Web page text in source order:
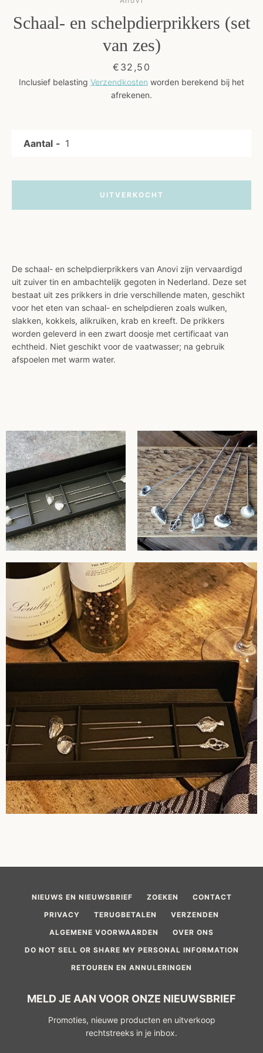
Kunst
Blog
Schaal- en schelpdierprikkers (set
van zes)
Prijs
€32,50
Inclusief belasting Verzendkosten worden berekend bij het
afrekenen.
De schaal- en schelpdierprikkers van Anovi zijn vervaardigd
uit zuiver tin en ambachtelijk gegoten in Nederland. Deze set
bestaat uit zes prikkers in drie verschillende maten, geschikt
voor het eten van schaal- en schelpdieren zoals wulken,
slakken, kokkels, alikruiken, krab en kreeft. De prikkers
worden geleverd in een zwart doosje met certificaat van
echtheid. Niet geschikt voor de vaatwasser; na gebruik
afspoelen met warm water.
Aantal
UITVERKOCHT
NIEUWS EN NIEUWSBRIEF ZOEKEN
CONTACT
PRIVACY
TERUGBETALEN
VERZENDEN
ALGEMENE VOORWAARDEN
OVER ONS
DO NOT SELL OR SHARE MY PERSONAL INFORMATION
RETOUREN EN ANNULERINGEN
MELD JE AAN VOOR ONZE NIEUWSBRIEF
Promoties, nieuwe producten en uitverkoop
rechtstreeks in je inbox.